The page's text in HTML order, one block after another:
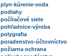
plyn-kúrenie-voda
podlahy
počítačové siete
pohľadnice-výroba
polygrafia
poradenstvo-účtovníctvo
požiarna ochrana